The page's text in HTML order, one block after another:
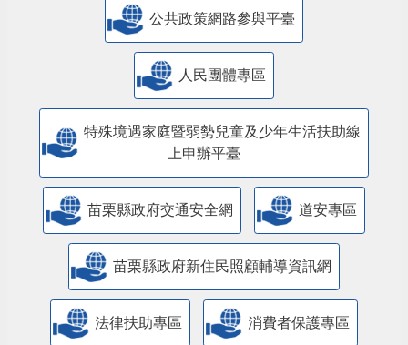
公共政策網路參與平臺
人民團體專區
特殊境遇家庭暨弱勢兒童及少年生活扶助線
上申辦平臺
苗栗縣政府交通安全網 道安專區
苗栗縣政府新住民照顧輔導資訊網
法律扶助專區 消費者保護專區